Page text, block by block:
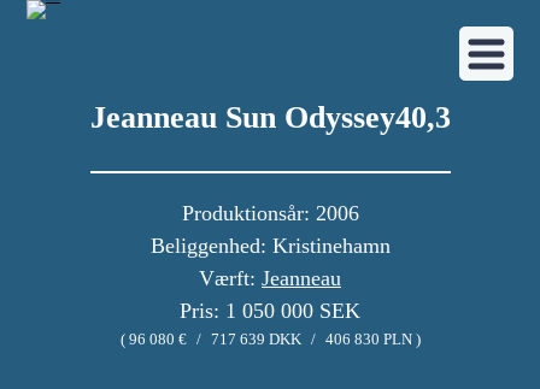
Jeanneau Sun Odyssey40,3
Produktionsår: 2006
Beliggenhed: Kristinehamn
Værft: Jeanneau
Pris: 1 050 000 SEK
( 96 080 € / 717 639 DKK / 406 830 PLN )